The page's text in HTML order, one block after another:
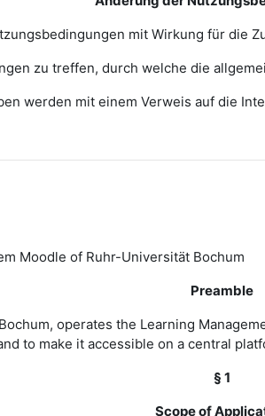
mit Wirkung für die
zu treffen, durch welche die
werden mit einem Verweis auf die
Moodle of Ruhr-Universität Bochum
Preamble
operates the Learning
to make it accessible on a central
§ 1
Scope of